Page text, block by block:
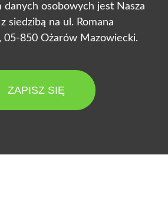
osobowych jest Nasza
siedzibą na ul. Romana
05-850 Ożarów Mazowiecki.
ZAPISZ SIĘ